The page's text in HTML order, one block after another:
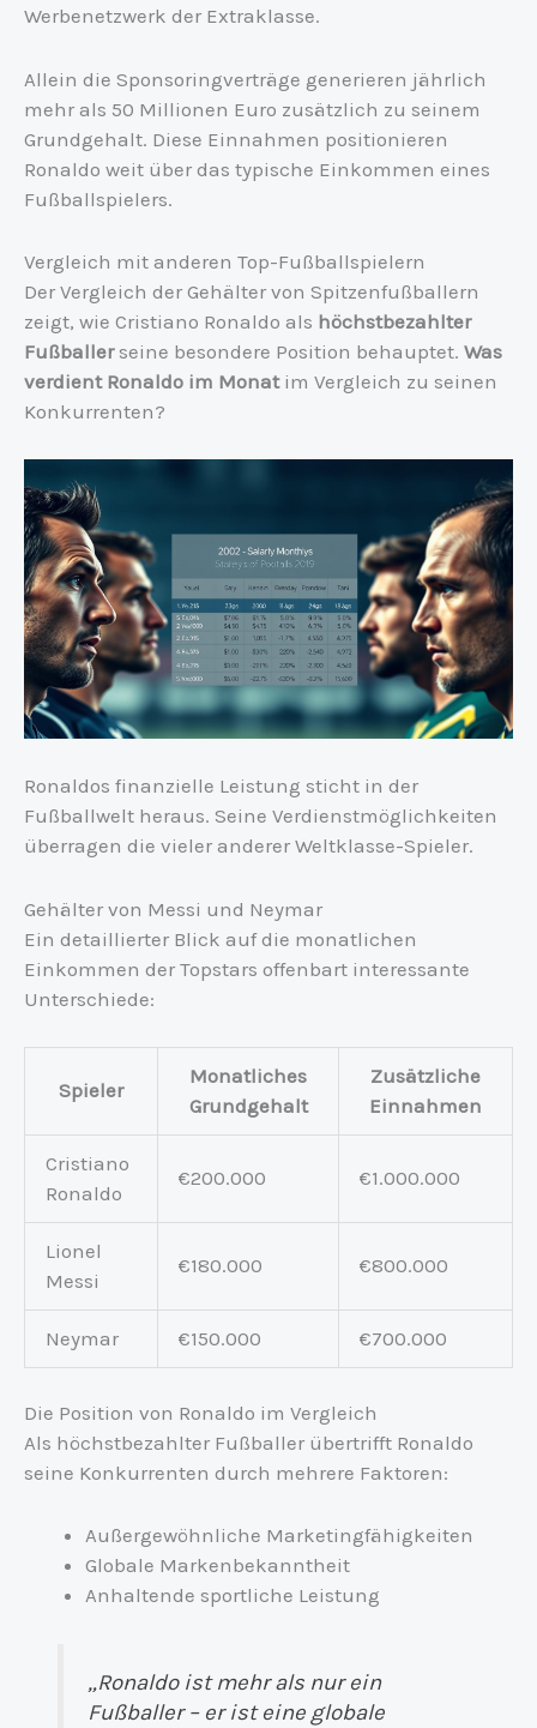
Werbenetzwerk der Extraklasse.
Allein die Sponsoringverträge generieren jährlich
mehr als 50 Millionen Euro zusätzlich zu seinem
Grundgehalt. Diese Einnahmen positionieren
Ronaldo weit über das typische Einkommen eines
Fußballspielers.
Vergleich mit anderen Top-Fußballspielern
Der Vergleich der Gehälter von Spitzenfußballern
zeigt, wie Cristiano Ronaldo als höchstbezahlter
Fußballerseine besondere Position behauptet. Was
verdient Ronaldo im Monatim Vergleich zu seinen
Konkurrenten?
Ronaldos finanzielle Leistung sticht in der
Fußballwelt heraus. Seine Verdienstmöglichkeiten
überragen die vieler anderer Weltklasse-Spieler.
Gehälter von Messi und Neymar
Ein detaillierter Blick auf die monatlichen
Einkommen der Topstars offenbart interessante
Unterschiede:
Spieler
Monatliches
Grundgehalt
Zusätzliche
Einnahmen
Cristiano
Ronaldo
€200.000 €1.000.000
Lionel
Messi
€180.000 €800.000
Neymar €150.000 €700.000
Die Position von Ronaldo im Vergleich
Als höchstbezahlter Fußballer übertrifft Ronaldo
seine Konkurrenten durch mehrere Faktoren:
Außergewöhnliche Marketingfähigkeiten
Globale Markenbekanntheit
Anhaltende sportliche Leistung
„Ronaldo ist mehr als nur ein
Fußballer – er ist eine globale